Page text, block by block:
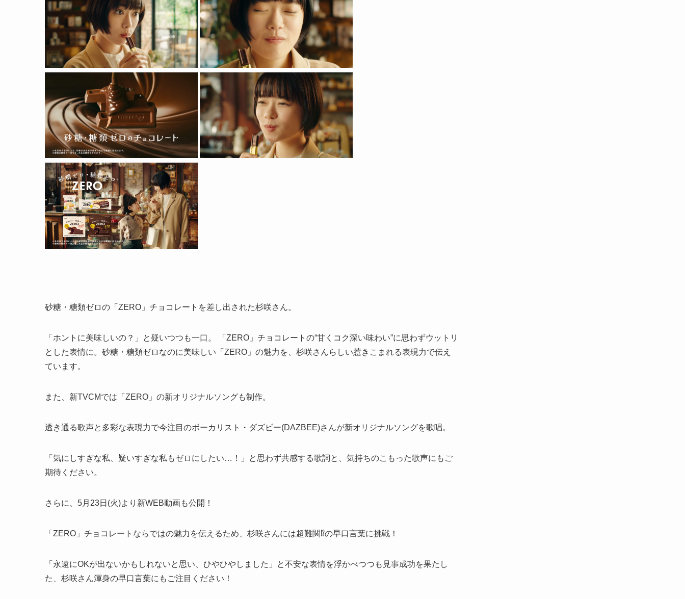
砂糖・糖類ゼロの「ZERO」チョコレートを差し出された杉咲さん。
「ホントに美味しいの？」と疑いつつも一口。 「ZERO」チョコレートの“甘くコク深い味わい”に思わずウットリ
とした表情に。砂糖・糖類ゼロなのに美味しい「ZERO」の魅力を、杉咲さんらしい惹きこまれる表現力で伝え
ています。
また、新TVCMでは「ZERO」の新オリジナルソングも制作。
透き通る歌声と多彩な表現力で今注目のボーカリスト・ダズビー(DAZBEE)さんが新オリジナルソングを歌唱。
「気にしすぎな私、疑いすぎな私もゼロにしたい…！」と思わず共感する歌詞と、気持ちのこもった歌声にもご
期待ください。
さらに、5月23日(火)より新WEB動画も公開！
「ZERO」チョコレートならではの魅力を伝えるため、杉咲さんには超難関⁉の早口言葉に挑戦！
「永遠にOKが出ないかもしれないと思い、ひやひやしました」と不安な表情を浮かべつつも見事成功を果たし
た、杉咲さん渾身の早口言葉にもご注目ください！